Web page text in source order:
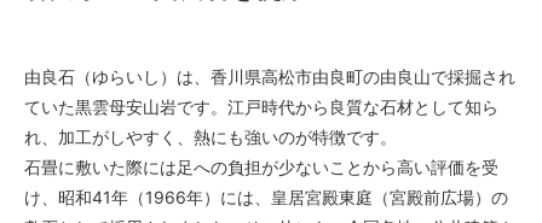
由良石（ゆらいし）は、香川県高松市由良町の由良山で採掘され
ていた黒雲母安山岩です。江戸時代から良質な石材として知ら
れ、加工がしやすく、熱にも強いのが特徴です。
石畳に敷いた際には足への負担が少ないことから高い評価を受
け、昭和41年（1966年）には、皇居宮殿東庭（宮殿前広場）の